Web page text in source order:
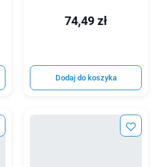
74,49 zł
Dodaj do koszyka